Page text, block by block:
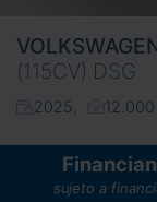
(115CV) DSG
2025 12.000
sujeto a